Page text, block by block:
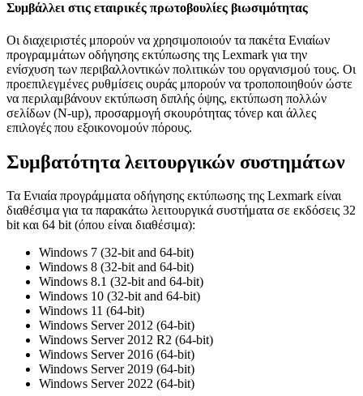
Συμβάλλει στις εταιρικές πρωτοβουλίες βιωσιμότητας
Οι διαχειριστές μπορούν να χρησιμοποιούν τα πακέτα Ενιαίων
προγραμμάτων οδήγησης εκτύπωσης της Lexmark για την
ενίσχυση των περιβαλλοντικών πολιτικών του οργανισμού τους. Οι
προεπιλεγμένες ρυθμίσεις ουράς μπορούν να τροποποιηθούν ώστε
να περιλαμβάνουν εκτύπωση διπλής όψης, εκτύπωση πολλών
σελίδων (N-up), προσαρμογή σκουρότητας τόνερ και άλλες
επιλογές που εξοικονομούν πόρους.
Συμβατότητα λειτουργικών συστημάτων
Τα Ενιαία προγράμματα οδήγησης εκτύπωσης της Lexmark είναι
διαθέσιμα για τα παρακάτω λειτουργικά συστήματα σε εκδόσεις 32
bit και 64 bit (όπου είναι διαθέσιμα):
Windows 7 (32-bit and 64-bit)
Windows 8 (32-bit and 64-bit)
Windows 8.1 (32-bit and 64-bit)
Windows 10 (32-bit and 64-bit)
Windows 11 (64-bit)
Windows Server 2012 (64-bit)
Windows Server 2012 R2 (64-bit)
Windows Server 2016 (64-bit)
Windows Server 2019 (64-bit)
Windows Server 2022 (64-bit)